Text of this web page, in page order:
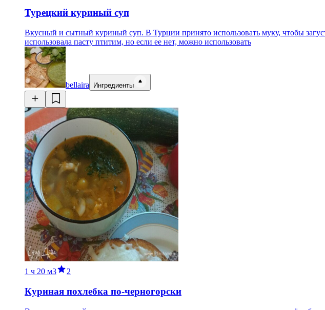
Турецкий куриный суп
Вкусный и сытный куриный суп. В Турции принято использовать муку, чтобы
использовала пасту птитим, но если ее нет, можно использовать
bellaira Ингредиенты
1 ч 20 м3 2
Куриная похлебка по-черногорски